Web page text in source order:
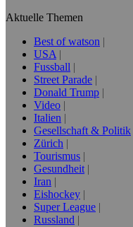
Aktuelle Themen
Best of watson
USA
Fussball
Street Parade
Donald Trump
Video
Italien
Gesellschaft & Politik
Zürich
Tourismus
Gesundheit
Iran
Eishockey
Super League
Russland